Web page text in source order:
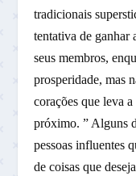
tradicionais
tentativa de ganhar
seus membros,
prosperidade, mas
corações que leva
próximo. ” Alguns
pessoas influentes
de coisas que